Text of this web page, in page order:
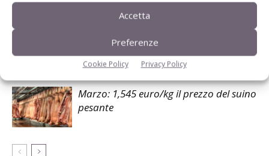
Accetta
Preferenze
Cookie Policy Privacy Policy
Aprile: 1,631 euro/kg il prezzo del suino
pesante
Marzo: 1,545 euro/kg il prezzo del suino
pesante